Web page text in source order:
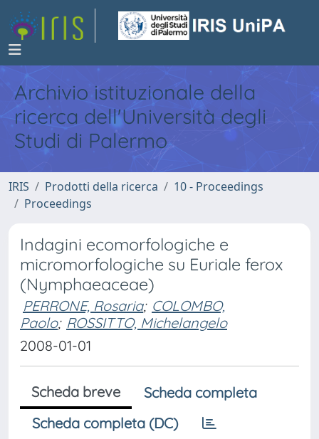
Archivio istituzionale della
ricerca dell'Università degli
Studi di Palermo
IRIS Prodotti della ricerca
10 - Proceedings
Proceedings
Indagini ecomorfologiche e
micromorfologiche su Euriale ferox
(Nymphaeaceae)
PERRONE, Rosaria; COLOMBO,
Paolo; ROSSITTO, Michelangelo
2008-01-01
Scheda breve
Scheda completa
Scheda completa (DC)